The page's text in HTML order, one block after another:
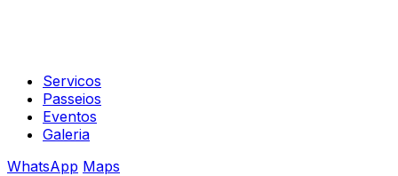
Servicos
Passeios
Eventos
Galeria
WhatsApp Maps